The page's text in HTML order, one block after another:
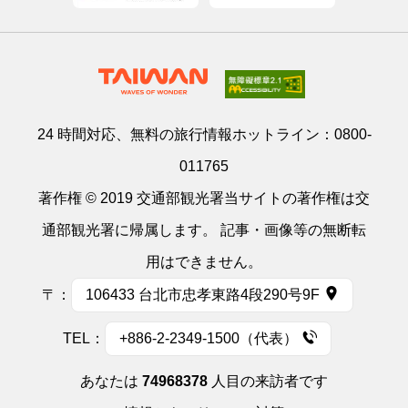
24 時間対応、無料の旅行情報ホットライン： 0800-
011765
著作権 © 2019 交通部観光署当サイトの著作権は交
通部観光署に帰属します。 記事・画像等の無断転
用はできません。
〒： 106433 台北市忠孝東路4段290号9F
TEL： +886-2-2349-1500（代表）
あなたは 74968378 人目の来訪者です